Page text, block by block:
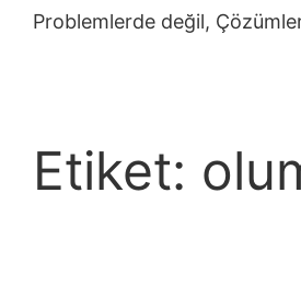
Problemlerde değil,
Etiket: